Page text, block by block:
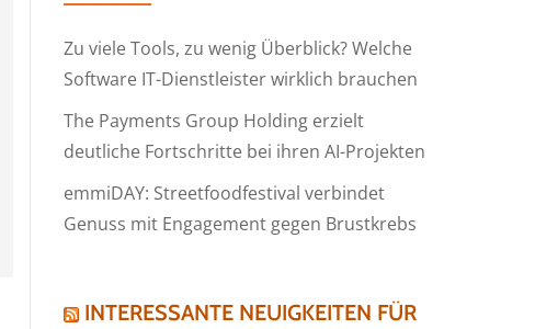
Zu viele Tools, zu wenig Überblick? Welche
Software IT-Dienstleister wirklich brauchen
The Payments Group Holding erzielt
deutliche Fortschritte bei ihren AI-Projekten
emmiDAY: Streetfoodfestival verbindet
Genuss mit Engagement gegen Brustkrebs
INTERESSANTE NEUIGKEITEN FÜR